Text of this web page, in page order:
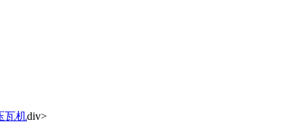
瓦机div>